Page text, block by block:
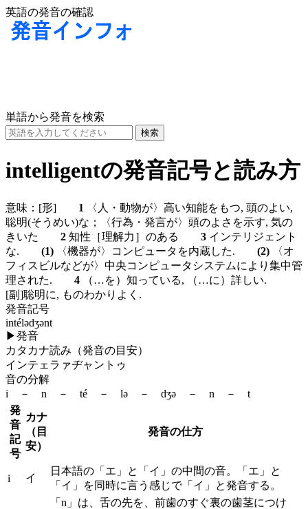
英語の発音の確認
単語から発音を検索
intelligentの発音記号と読み方
意味： [形] 1
〈人・動物が〉高い知能をもつ, 頭のよい,
聡明(そうめい)な；〈行為・発言が〉頭のよさを示す, 気の
きいた 2 知性［理解力］のある 3 インテリジェント
な. (1) 〈機器が〉コンピュータを内蔵した. (2) 〈オ
フィスビルなどが〉中央コンピュータシステムにより集中管
理された. 4 （…を）知っている, （…に）詳しい.
[副]聡明に, ものわかりよく.
発音記号
intélədʒənt
▶発音
カタカナ読み（発音の目安）
インテェラァヂャントゥ
音の分解
i － n － té － lə － dʒə － n － t
発
音
記
号
カナ
（目
安）
発音の仕方
i イ
日本語の「エ」と「イ」の中間の音。「エ」と
「イ」を同時に言う感じで「イ」と発音する。
「n」は、舌の先を、前歯のすぐ裏の歯茎につけ